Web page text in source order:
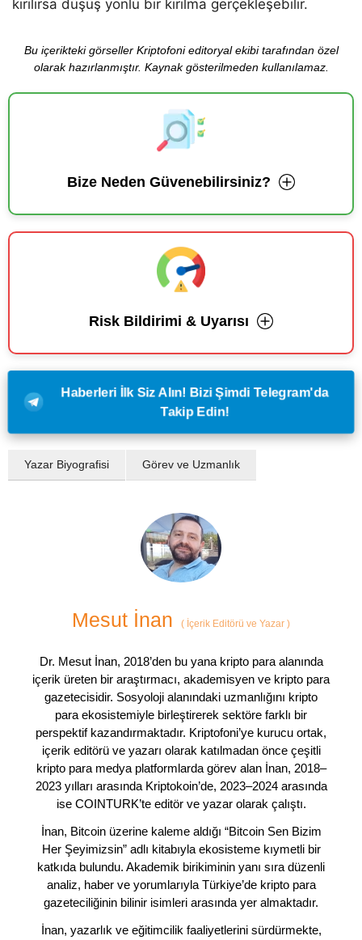
kırılırsa düşüş yönlü bir kırılma gerçekleşebilir.
Bu içerikteki görseller Kriptofoni editoryal ekibi tarafından özel
olarak hazırlanmıştır. Kaynak gösterilmeden kullanılamaz.
Bize Neden Güvenebilirsiniz?
Risk Bildirimi & Uyarısı
Haberleri İlk Siz Alın! Bizi Şimdi Telegram'da
Takip Edin!
Yazar Biyografisi Görev ve Uzmanlık
Mesut İnan ( İçerik Editörü ve Yazar )
Dr. Mesut İnan, 2018’den bu yana kripto para alanında
içerik üreten bir araştırmacı, akademisyen ve kripto para
gazetecisidir. Sosyoloji alanındaki uzmanlığını kripto
para ekosistemiyle birleştirerek sektöre farklı bir
perspektif kazandırmaktadır. Kriptofoni’ye kurucu ortak,
içerik editörü ve yazarı olarak katılmadan önce çeşitli
kripto para medya platformlarda görev alan İnan, 2018–
2023 yılları arasında Kriptokoin’de, 2023–2024 arasında
ise COINTURK’te editör ve yazar olarak çalıştı.
İnan, Bitcoin üzerine kaleme aldığı “Bitcoin Sen Bizim
Her Şeyimizsin” adlı kitabıyla ekosisteme kıymetli bir
katkıda bulundu. Akademik birikiminin yanı sıra düzenli
analiz, haber ve yorumlarıyla Türkiye’de kripto para
gazeteciliğinin bilinir isimleri arasında yer almaktadır.
İnan, yazarlık ve eğitimcilik faaliyetlerini sürdürmekte,